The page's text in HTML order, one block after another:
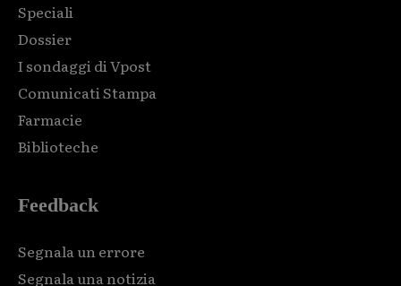
Speciali
Dossier
I sondaggi di Vpost
Comunicati Stampa
Farmacie
Biblioteche
Feedback
Segnala un errore
Segnala una notizia